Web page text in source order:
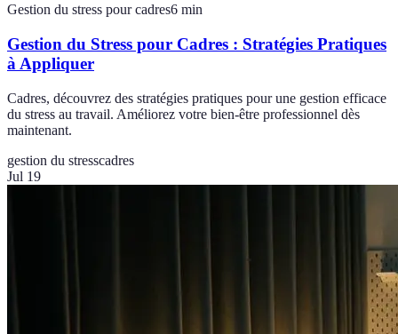
Gestion du stress pour cadres6 min
Gestion du Stress pour Cadres : Stratégies Pratiques
à Appliquer
Cadres, découvrez des stratégies pratiques pour une gestion efficace
du stress au travail. Améliorez votre bien-être professionnel dès
maintenant.
gestion du stresscadres
Jul 19